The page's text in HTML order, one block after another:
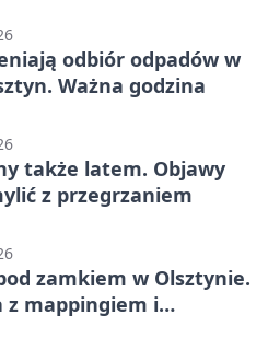
odbiór odpadów w
Ważna godzina
także latem. Objawy
z przegrzaniem
zamkiem w Olsztynie.
z mappingiem i